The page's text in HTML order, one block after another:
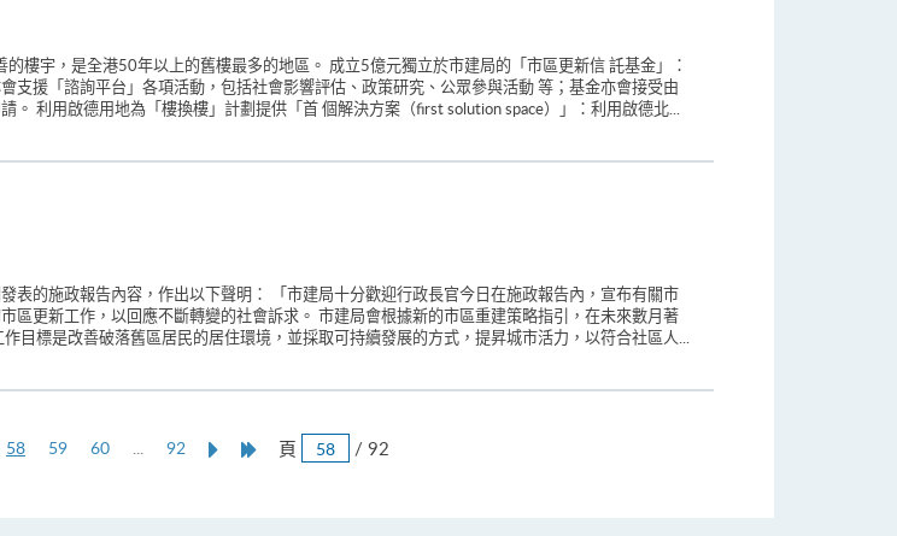
樓宇，是全港50年以上的舊樓最多的地區。 成立5億元獨立於市建局的「市區更新信 託基金」：
援「諮詢平台」各項活動，包括社會影響評估、政策研究、公眾參與活動 等；基金亦會接受由
利用啟德用地為「樓換樓」計劃提供「首 個解決方案（first solution space）」：利用啟德北...
表的施政報告內容，作出以下聲明： 「市建局十分歡迎行政長官今日在施政報告內，宣布有關市
區更新工作，以回應不斷轉變的社會訴求。 市建局會根據新的市區重建策略指引，在未來數月著
目標是改善破落舊區居民的居住環境，並採取可持續發展的方式，提昇城市活力，以符合社區人...
58本
59 60 ... 92
NextLast頁 / 92